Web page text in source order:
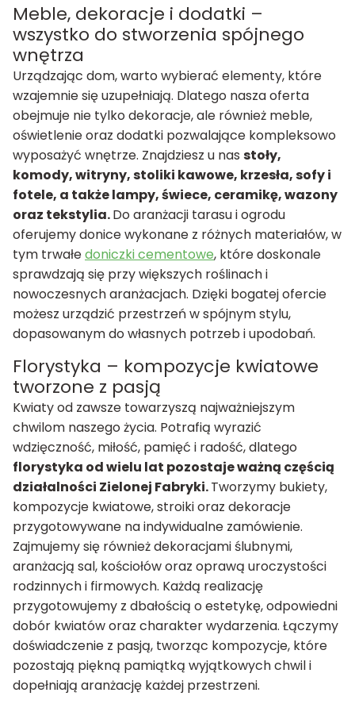
Meble, dekoracje i dodatki –
wszystko do stworzenia spójnego
wnętrza
Urządzając dom, warto wybierać elementy, które
wzajemnie się uzupełniają. Dlatego nasza oferta
obejmuje nie tylko dekoracje, ale również meble,
oświetlenie oraz dodatki pozwalające kompleksowo
wyposażyć wnętrze. Znajdziesz u nas stoły,
komody, witryny, stoliki kawowe, krzesła, sofy i
fotele, a także lampy, świece, ceramikę, wazony
oraz tekstylia.Do aranżacji tarasu i ogrodu
oferujemy donice wykonane z różnych materiałów, w
tym trwałedoniczki cementowe, które doskonale
sprawdzają się przy większych roślinach i
nowoczesnych aranżacjach. Dzięki bogatej ofercie
możesz urządzić przestrzeń w spójnym stylu,
dopasowanym do własnych potrzeb i upodobań.
Florystyka – kompozycje kwiatowe
tworzone z pasją
Kwiaty od zawsze towarzyszą najważniejszym
chwilom naszego życia. Potrafią wyrazić
wdzięczność, miłość, pamięć i radość, dlatego
florystyka od wielu lat pozostaje ważną częścią
działalności Zielonej Fabryki.Tworzymy bukiety,
kompozycje kwiatowe, stroiki oraz dekoracje
przygotowywane na indywidualne zamówienie.
Zajmujemy się również dekoracjami ślubnymi,
aranżacją sal, kościołów oraz oprawą uroczystości
rodzinnych i firmowych. Każdą realizację
przygotowujemy z dbałością o estetykę, odpowiedni
dobór kwiatów oraz charakter wydarzenia. Łączymy
doświadczenie z pasją, tworząc kompozycje, które
pozostają piękną pamiątką wyjątkowych chwil i
dopełniają aranżację każdej przestrzeni.